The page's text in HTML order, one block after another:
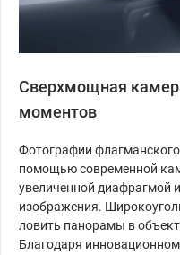
Сверхмощная
моментов
Фотографии
помощью современной
увеличенной диафрагмой
изображения.
ловить панорамы в
Благодаря